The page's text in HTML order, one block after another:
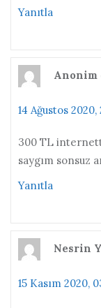
Yanıtla
Anonim
14 Ağustos 2020,
300 TL
saygım sonsuz
Yanıtla
Nesrin
15 Kasım 2020,